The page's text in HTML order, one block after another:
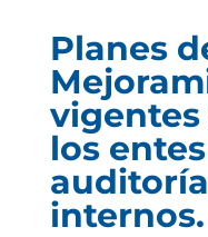
Planes
los
internos.